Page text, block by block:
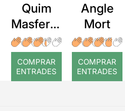
Quim
Masferre
r: Temps
COMPRAR
ENTRADES
Angle
Mort
COMPRAR
ENTRADES